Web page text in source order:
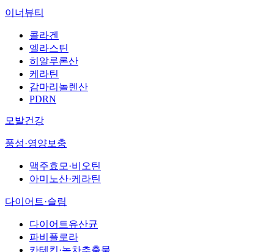
이너뷰티
콜라겐
엘라스틴
히알루론산
케라틴
감마리놀렌산
PDRN
모발건강
풍성·영양보충
맥주효모·비오틴
아미노산·케라틴
다이어트·슬림
다이어트유산균
파비플로라
카테킨·녹차추출물